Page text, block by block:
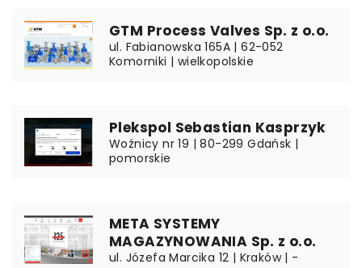
GTM Process Valves Sp. z o.o.
ul. Fabianowska 165A | 62-052
Komorniki | wielkopolskie
Plekspol Sebastian Kasprzyk
Woźnicy nr 19 | 80-299 Gdańsk |
pomorskie
META SYSTEMY
MAGAZYNOWANIA Sp. z o.o.
ul. Józefa Marcika 12 | Kraków | -